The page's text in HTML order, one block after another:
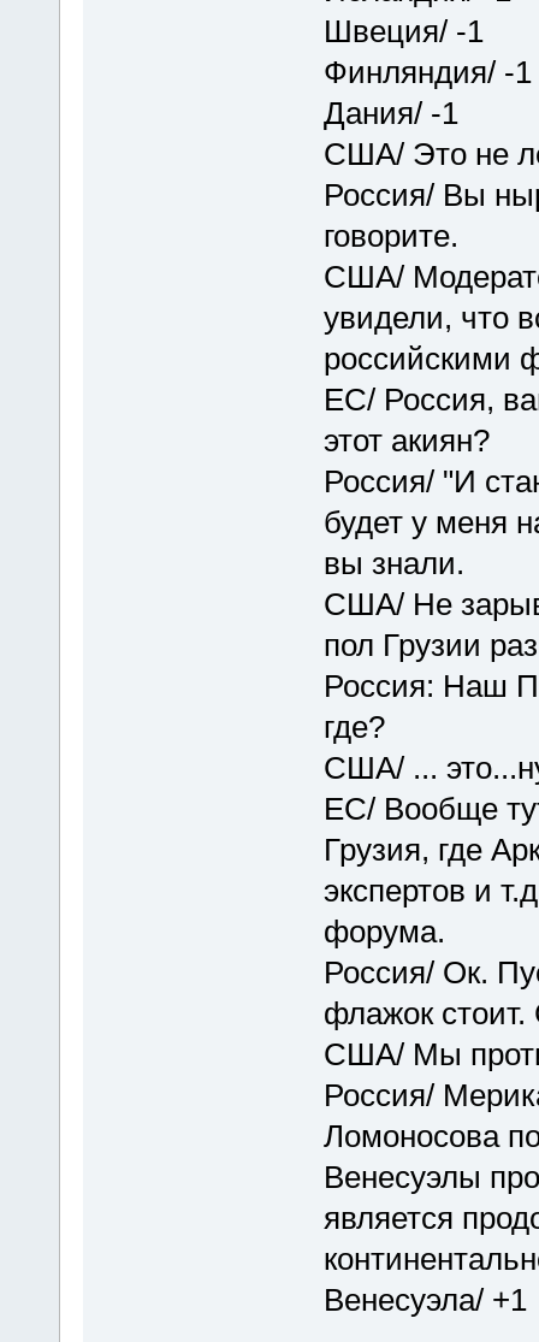
Швеция/ -1
Финляндия/ -1
Дания/ -1
США/ Это не
Россия/ Вы
говорите.
США/
увидели, что
российскими
ЕС/ Россия,
этот акиян?
Россия/ "И
будет у меня
вы знали.
США/ Не
пол Грузии
Россия: Наш
где?
США/ ...
ЕС/ Вообще
Грузия, где
экспертов и
форума.
Россия/ Ок.
флажок стоит.
США/ Мы
Россия/
Ломоносова
Венесуэлы
является
Венесуэла/ +1